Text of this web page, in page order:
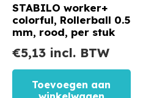
STABILO worker+
colorful, Rollerball 0.5
mm, rood, per stuk
€5,13 incl. BTW
Toevoegen aan